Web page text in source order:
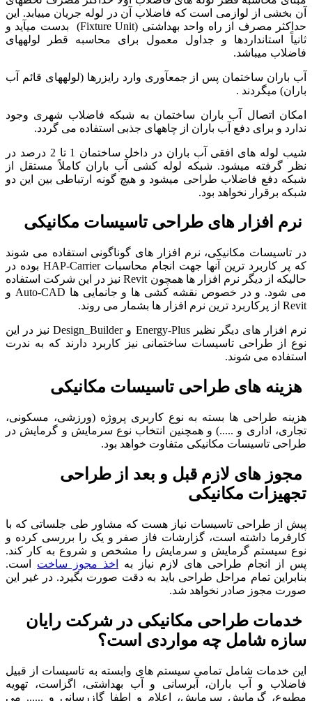
آن بخشی از لوازمی است که فاضلاب آن در لوله جریان می­یابد. این
حداکثر مصرف از راه واحد بهداشتی (Fixture Unit) بدست می­آید و
ثانیاً استانداردها و جداول معمول برای محاسبه قطر لوله­های
فاضلاب می­باشد.
آب باران ساختمان پس از جمع­آوری وارد رایزرها (لوله­های قائم آب
باران) می­گردند .
امکان اتصال آب باران ساختمان به شبکه فاضلاب شهری وجود
ندارد و برای دفع آب باران از چاه­های جذبی استفاده می گردد.
شیب لوله ­های افقی آب باران در داخل ساختمان 1 تا 2 درصد در
نظر گرفته می­شود. شبکه لوله­ کشی آب باران کاملاً مستقل از
شبکه دفع فاضلاب طراحی می­شود و هیچ گونه ارتباطی بین این دو
شبکه برقرار نخواهد بود.
نرم افزار های طراحی تاسیسات مکانیکی
در تاسیسات مکانیکی، نرم افزار های گوناگونی استفاده می شوند
که پر کاربرد ترین آنها جهت انجام محاسبات HAP-Carrier بوده در
حالیکه از دیگر نرم افزار ها همچون Revit نیز در این شرکت استفاده
می شود. و در خصوص نقشه کشی ها و جانمایی ها Auto-CAD و
Revit از پرکاربرد ترین نرم افزار ها بشمار می روند.
نرم افزار های دیگر نظیر Energy-Plus و Design_Builder نیز در این
نوع از طراحی تاسیسات ساختمانی نیز کاربرد دارند که به ندرت
استفاده می شوند.
هزینه های طراحی تاسیسات مکانیکی
هزینه طراحی ها بسته به نوع کاربری پروژه (ورزشی، مسکونی،
تجاری، اداری و .....) و همچنین انتخاب نوع سرمایش و گرمایش در
طراحی تاسیسات مکانیکی متفاوت خواهد بود.
مجوز های لازم قبل و بعد از طراحی
تجهیزات مکانیکی
پیش از طراحی تاسیسات نیاز هست که مشاور طی جلساتی که با
کارفرما داشته است، گزارشات فاز صفر و یک را بررسی کرده و
نوع سیستم گرمایش و سرمایش را مشخص و شروع به کار کند.
پس از انجام طراحی های لازم نیاز به
اخذ مجوز ساخت است.
بنابراین تمام مراحل طراحی باید به دقت صورت بگیرد. در غیر این
صورت مجوز صادر نخواهد شد.
خدمات طراحی مکانیکی در شرکت رایان
سازه شامل چه مواردی است؟
این خدمات شامل تمامی سیستم های وابسته به تاسیسات از قبیل
فاضلاب و آب باران، آبرسانی و آب بهداشتی، اگزاست، تهویه
مطبوع، گرمایش سرمایش، اعلام و اطفا گازرسانی و ...... می